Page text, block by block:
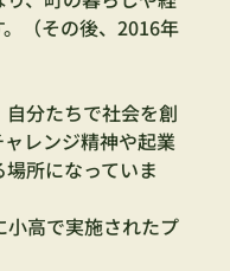
（その後、2016年
分たちで社会を創
レンジ精神や起業
所になっていま
高で実施されたプ